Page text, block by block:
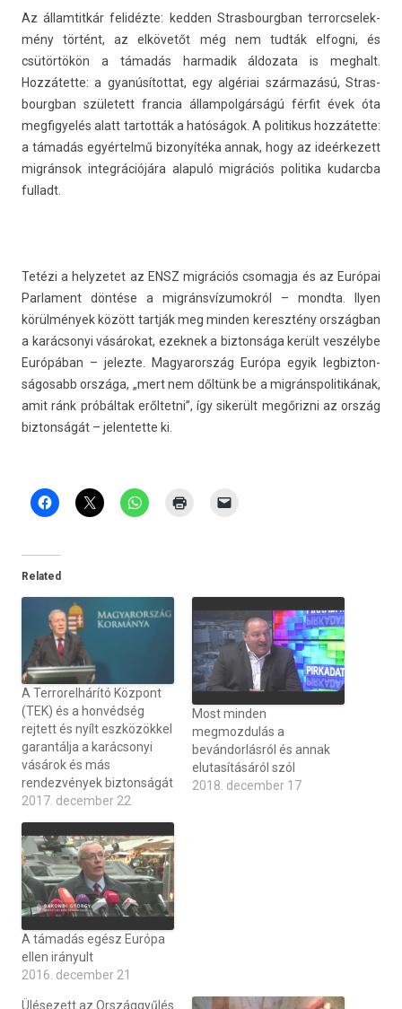
Az állam­titkár felidézte: kedd­en Stras­bourgban ter­rorcselek­
mény történt, az elkövetőt még nem tudták el­fogni, és
csütörtökön a támadás har­madik áldozata is meg­halt.
Hozzátette: a gyanúsítot­tat, egy algériai származású, Stras­
bourgban született fran­cia állam­polgár­ságú férfit évek óta
meg­figyelés alatt tar­tották a hatóságok. A politikus hozzátette:
a támadás egyértelmű bi­zonyítéka annak, hogy az ideér­kezett
migránsok in­teg­rációjára al­apuló migrációs politika kudarcba
ful­ladt.
Tetézi a helyzetet az ENSZ migrációs csomag­ja és az Európai
Par­la­ment döntése a mig­ránsvízumok­ról – mondta. Ilyen
körülmények között tartják meg mind­en keresztény országban
a karác­sonyi vásárokat, ezek­nek a bi­zton­sága került veszélybe
Európában – jelez­te. Magyarország Európa egyik leg­bizton­
ságosabb országa, „mert nem dőltünk be a mig­ránspolitikának,
amit ránk próbáltak eről­tetni”, így sikerült megőrizni az ország
bi­zton­ságát – jelen­tette ki.
Related
A Terrorelhárító Központ
(TEK) és a honvédség
rejtett és nyílt eszközökkel
garantálja a karácsonyi
vásárok és más
rendezvények biztonságát
2017. december 22
Most minden
megmozdulás a
bevándorlásról és annak
elutasításáról szól
2018. december 17
A támadás egész Európa
ellen irányult
2016. december 21
Ülésezett az Országgyűlés